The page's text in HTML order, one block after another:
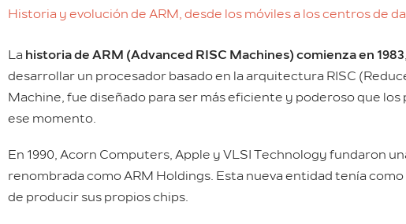
Historia y evolución de ARM, desde los móviles a los centros de
La historia de ARM (Advanced RISC Machines) comienza en 1983
desarrollar un procesador basado en la arquitectura RISC
Machine, fue diseñado para ser más eficiente y poderoso que
ese momento.
En 1990, Acorn Computers, Apple y VLSI Technology fundaron
renombrada como ARM Holdings. Esta nueva entidad tenía
de producir sus propios chips.